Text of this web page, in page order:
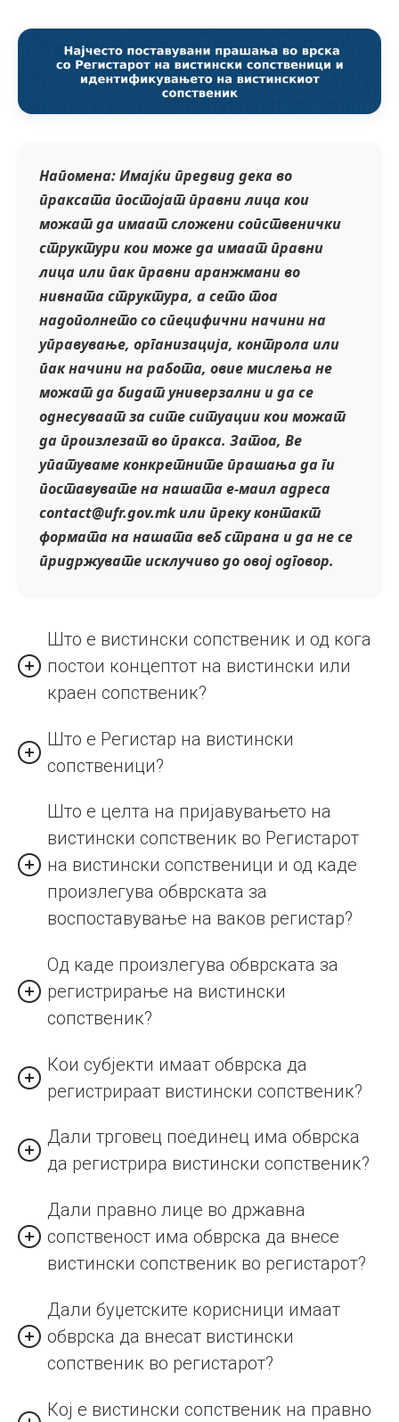
Напомена: Имајќи предвид дека во
праксата постојат правни лица кои
можат да имаат сложени сопственички
структури кои може да имаат правни
лица или пак правни аранжмани во
нивната структура, а сето тоа
надополнето со специфични начини на
управување, организација, контрола или
пак начини на работа, овие мислења не
можат да бидат универзални и да се
однесуваат за сите ситуации кои можат
да произлезат во пракса. Затоа, Ве
упатуваме конкретните прашања да ги
поставувате на нашата е-маил адреса
contact@ufr.gov.mk или преку контакт
формата на нашата веб страна и да не се
придржувате исклучиво до овој одговор.
Што е вистински сопственик и од кога
постои концептот на вистински или
краен сопственик?
Што е Регистар на вистински
сопственици?
Што е целта на пријавувањето на
вистински сопственик во Регистарот
на вистински сопственици и од каде
произлегува обврската за
воспоставување на ваков регистар?
Од каде произлегува обврската за
регистрирање на вистински
сопственик?
Кои субјекти имаат обврска да
регистрираат вистински сопственик?
Дали трговец поединец има обврска
да регистрира вистински сопственик?
Дали правно лице во државна
сопственост има обврска да внесе
вистински сопственик во регистарот?
Дали буџетските корисници имаат
обврска да внесат вистински
сопственик во регистарот?
Кој е вистински сопственик на правно